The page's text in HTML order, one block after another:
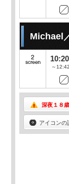
Michael
10:20
～12:42
深夜１８
アイコンの